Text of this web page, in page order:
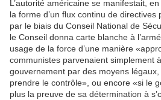
L’autorité américaine se manifestait,
la forme d’un flux continu de
par le biais du Conseil National de
le Conseil donna carte blanche à
usage de la force d’une manière
communistes parvenaient simplement
gouvernement par des moyens
prendre le contrôle», ou encore «si le
plus la preuve de sa détermination à